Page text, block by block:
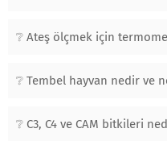
Ateş ölçmek için
Tembel hayvan nedir ve
C3, C4 ve CAM bitkileri